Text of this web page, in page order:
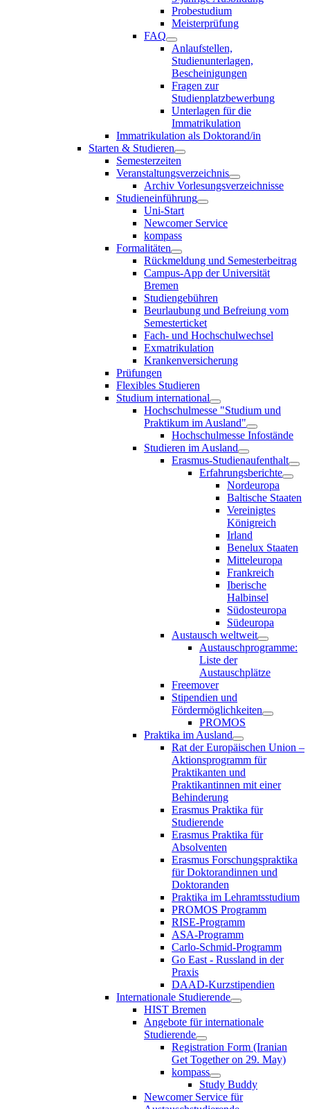
Probestudium
Meisterprüfung
FAQ
Anlaufstellen,
Studienunterlagen,
Bescheinigungen
Fragen zur
Studienplatzbewerbung
Unterlagen für die
Immatrikulation
Immatrikulation als Doktorand/in
Starten & Studieren
Semesterzeiten
Veranstaltungsverzeichnis
Archiv Vorlesungsverzeichnisse
Studieneinführung
Uni-Start
Newcomer Service
kompass
Formalitäten
Rückmeldung und Semesterbeitrag
Campus-App der Universität
Bremen
Studiengebühren
Beurlaubung und Befreiung vom
Semesterticket
Fach- und Hochschulwechsel
Exmatrikulation
Krankenversicherung
Prüfungen
Flexibles Studieren
Studium international
Hochschulmesse "Studium und
Praktikum im Ausland"
Hochschulmesse Infostände
Studieren im Ausland
Erasmus-Studienaufenthalt
Erfahrungsberichte
Nordeuropa
Baltische Staaten
Vereinigtes
Königreich
Irland
Benelux Staaten
Mitteleuropa
Frankreich
Iberische
Halbinsel
Südosteuropa
Südeuropa
Austausch weltweit
Austauschprogramme:
Liste der
Austauschplätze
Freemover
Stipendien und
Fördermöglichkeiten
PROMOS
Praktika im Ausland
Rat der Europäischen Union –
Aktionsprogramm für
Praktikanten und
Praktikantinnen mit einer
Behinderung
Erasmus Praktika für
Studierende
Erasmus Praktika für
Absolventen
Erasmus Forschungspraktika
für Doktorandinnen und
Doktoranden
Praktika im Lehramtsstudium
PROMOS Programm
RISE-Programm
ASA-Programm
Carlo-Schmid-Programm
Go East - Russland in der
Praxis
DAAD-Kurzstipendien
Internationale Studierende
HIST Bremen
Angebote für internationale
Studierende
Registration Form (Iranian
Get Together on 29. May)
kompass
Study Buddy
Newcomer Service für